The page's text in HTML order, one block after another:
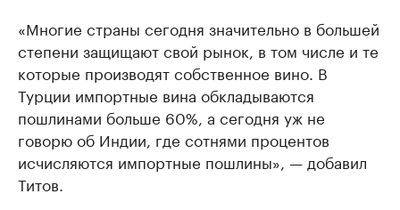
«Многие страны сегодня значительно в большей
степени защищают свой рынок, в том числе и те
которые производят собственное вино. В
Турции импортные вина обкладываются
пошлинами больше 60%, а сегодня уж не
говорю об Индии, где сотнями процентов
исчисляются импортные пошлины», — добавил
Титов.